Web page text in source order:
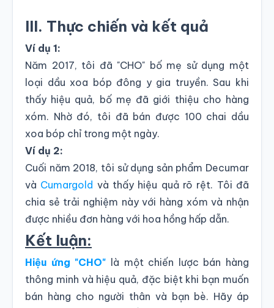
III. Thực chiến và kết quả
Ví dụ 1:
Năm 2017, tôi đã "CHO" bố mẹ sử dụng một
loại dầu xoa bóp đông y gia truyền. Sau khi
thấy hiệu quả, bố mẹ đã giới thiệu cho hàng
xóm. Nhờ đó, tôi đã bán được 100 chai dầu
xoa bóp chỉ trong một ngày.
Ví dụ 2:
Cuối năm 2018, tôi sử dụng sản phẩm Decumar
và Cumargold và thấy hiệu quả rõ rệt. Tôi đã
chia sẻ trải nghiệm này với hàng xóm và nhận
được nhiều đơn hàng với hoa hồng hấp dẫn.
Kết luận:
Hiệu ứng "CHO" là một chiến lược bán hàng
thông minh và hiệu quả, đặc biệt khi bạn muốn
bán hàng cho người thân và bạn bè. Hãy áp